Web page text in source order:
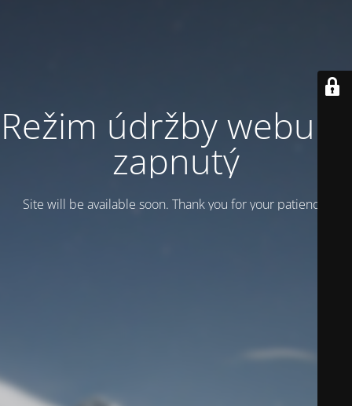
Režim údržby webu je
zapnutý
Site will be available soon. Thank you for your patience!